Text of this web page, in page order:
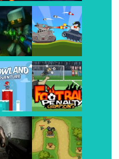
Play Play
Play Play
Play Play